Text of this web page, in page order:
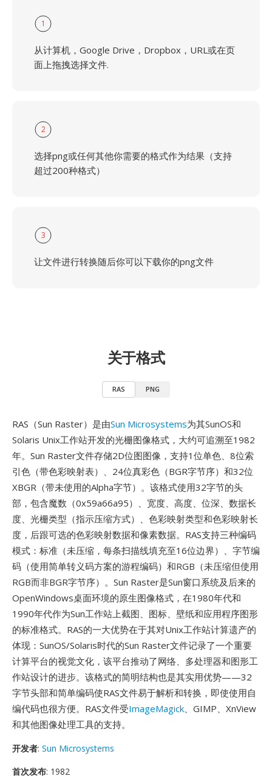
1
从计算机，Google Drive，Dropbox，URL或在页
面上拖拽选择文件.
2
选择png或任何其他你需要的格式作为结果（支持
超过200种格式）
3
让文件进行转换随后你可以下载你的png文件
关于格式
RAS PNG
RAS（Sun Raster）是由Sun Microsystems为其SunOS和
Solaris Unix工作站开发的光栅图像格式，大约可追溯至1982
年。Sun Raster文件存储2D位图图像，支持1位单色、8位索
引色（带色彩映射表）、24位真彩色（BGR字节序）和32位
XBGR（带未使用的Alpha字节）。该格式使用32字节的头
部，包含魔数（0x59a66a95）、宽度、高度、位深、数据长
度、光栅类型（指示压缩方式）、色彩映射类型和色彩映射长
度，后跟可选的色彩映射数据和像素数据。RAS支持三种编码
模式：标准（未压缩，每条扫描线填充至16位边界）、字节编
码（使用简单转义码方案的游程编码）和RGB（未压缩但使用
RGB而非BGR字节序）。Sun Raster是Sun窗口系统及后来的
OpenWindows桌面环境的原生图像格式，在1980年代和
1990年代作为Sun工作站上截图、图标、壁纸和应用程序图形
的标准格式。RAS的一大优势在于其对Unix工作站计算遗产的
体现：SunOS/Solaris时代的Sun Raster文件记录了一个重要
计算平台的视觉文化，该平台推动了网络、多处理器和图形工
作站设计的进步。该格式的简明结构也是其实用优势——32
字节头部和简单编码使RAS文件易于解析和转换，即使使用自
编代码也很方便。RAS文件受ImageMagick、GIMP、XnView
和其他图像处理工具的支持。
开发者: Sun Microsystems
首次发布: 1982